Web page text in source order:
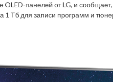
панелей от LG, и
Тб для записи программ и